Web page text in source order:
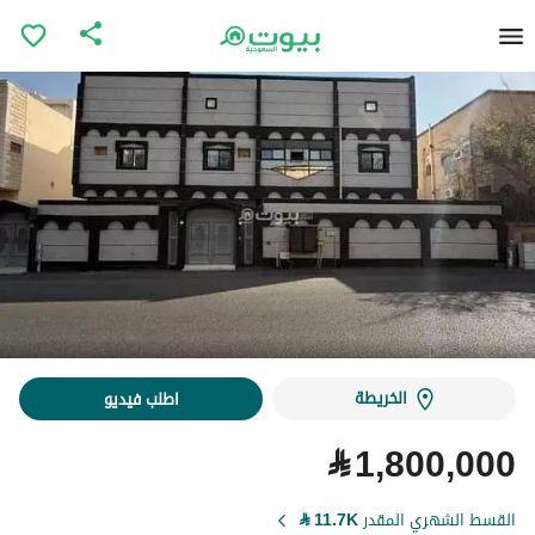
الخريطة اطلب فيديو
⃁1,800,000
القسط الشهري المقدر11.7K
⃁